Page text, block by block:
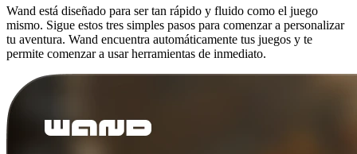
Wand está diseñado para ser tan rápido y fluido como el juego
mismo. Sigue estos tres simples pasos para comenzar a personalizar
tu aventura. Wand encuentra automáticamente tus juegos y te
permite comenzar a usar herramientas de inmediato.